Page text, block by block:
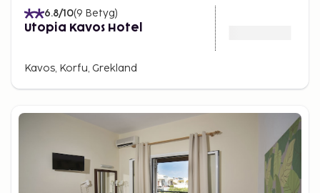
6.8/10(9 Betyg)
Utopia Kavos Hotel
Kavos, Korfu, Grekland